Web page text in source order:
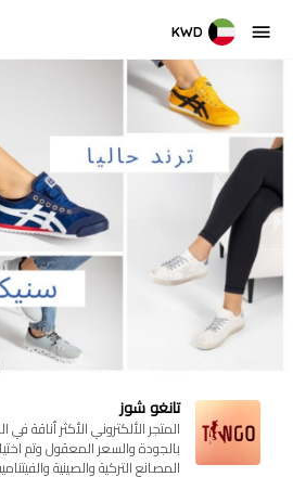
KWD
تانغو شوز
المتجر الألكتروني الأكثر أناقة في
بالجودة والسعر المعقول وتم
المصانع التركية والصينية